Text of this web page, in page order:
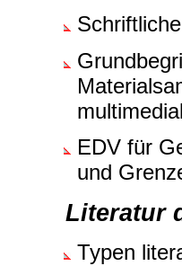
EDV für
und
Literatur
Typen